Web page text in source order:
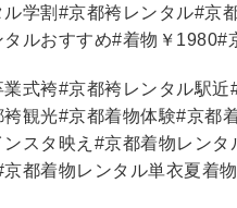
学割 #京都袴レンタル#京
ルおすすめ#着物￥ 1980#
式袴#京都袴レンタル駅近
袴観光#京都着物体験#京都
スタ映え #京都着物レンタ
京都着物レンタル単衣夏着物